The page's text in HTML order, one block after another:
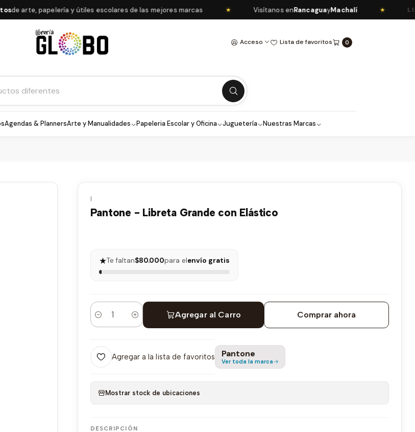
arte, papelería y útiles escolares de las mejores marcas Visítanos enRancaguayMachalí
Acceso Lista de favoritos 0
Agendas & PlannersArte y Manualidades Papeleria Escolar y Oficina Juguetería Nuestras Marcas
|
Pantone - Libreta Grande con Elástico
★Te faltan$80.000para elenvío gratis
Cantidad Agregar al Carro Comprar ahora
Agregar a la lista de favoritos Pantone
Ver toda la marca
Mostrar stock de ubicaciones
DESCRIPCIÓN